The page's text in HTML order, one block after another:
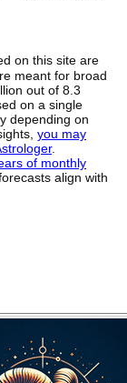
on this site are
meant for broad
out of 8.3
on a single
depending on
you may
.
of monthly
align with